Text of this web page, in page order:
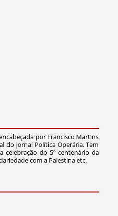
por Francisco Martins
do jornal Política Operária. Tem
celebração do 5º centenário da
com a Palestina etc.